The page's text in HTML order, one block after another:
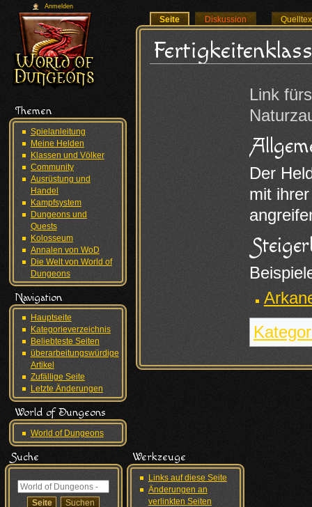
Link
Der
mit
Seite Diskussion
Anmelden
Themen
Spielanleitung
Meine Helden
Klassen und Völker
Community
Ausrüstung und
Handel
Kampfsystem
Dungeons und
Quests
Kolosseum
Annalen von WoD
Die Welt von World of
Dungeons
Navigation
Hauptseite
Kategorieverzeichnis
Beliebteste Seiten
überarbeitungswürdige
Artikel
Zufällige Seite
Letzte Änderungen
World of Dungeons
World of Dungeons
Suche Werkzeuge
Links auf diese Seite
Änderungen an
verlinkten Seiten